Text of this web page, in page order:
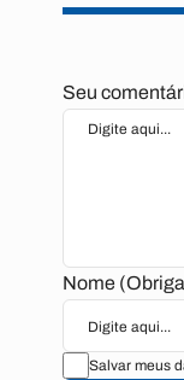
Seu
Nome
Salvar meus